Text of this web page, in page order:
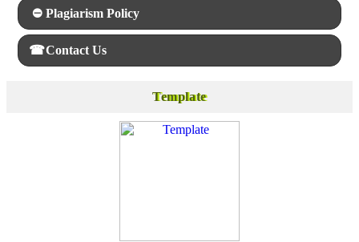
⛔ Plagiarism Policy
☎Contact Us
Template
Template